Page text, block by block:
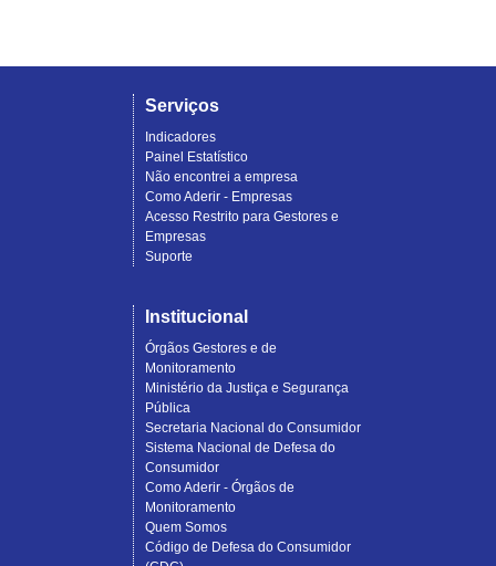
Serviços
Indicadores
Painel Estatístico
Não encontrei a empresa
Como Aderir - Empresas
Acesso Restrito para Gestores e
Empresas
Suporte
Institucional
Órgãos Gestores e de
Monitoramento
Ministério da Justiça e Segurança
Pública
Secretaria Nacional do Consumidor
Sistema Nacional de Defesa do
Consumidor
Como Aderir - Órgãos de
Monitoramento
Quem Somos
Código de Defesa do Consumidor